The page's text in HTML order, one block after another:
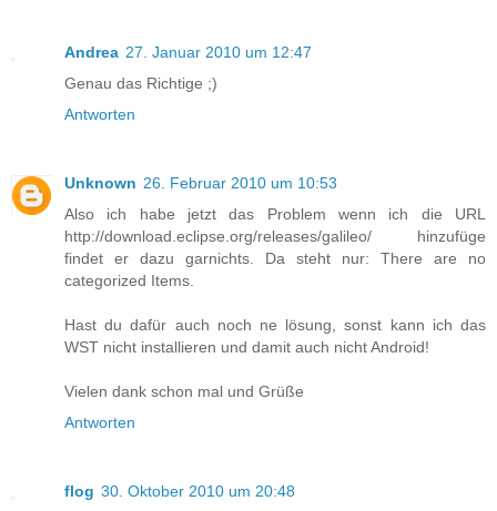
Andrea 27. Januar 2010 um 12:47
Genau das Richtige ;)
Antworten
Unknown 26. Februar 2010 um 10:53
Also ich habe jetzt das Problem wenn ich die URL
http://download.eclipse.org/releases/galileo/ hinzufüge
findet er dazu garnichts. Da steht nur: There are no
categorized Items.
Hast du dafür auch noch ne lösung, sonst kann ich das
WST nicht installieren und damit auch nicht Android!
Vielen dank schon mal und Grüße
Antworten
flog 30. Oktober 2010 um 20:48